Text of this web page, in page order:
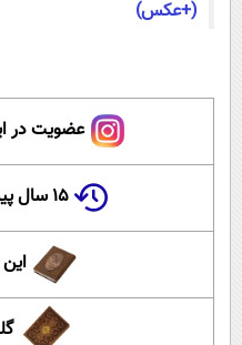
(+عکس)
عضویت در
۱۵ سال پیش در چنین روزی